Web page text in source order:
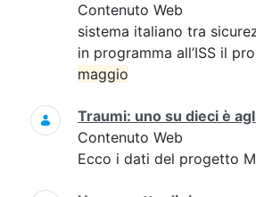
Contenuto Web
sistema italiano tra
in programma all’ISS il
maggio
Traumi: uno su dieci è
Contenuto Web
Ecco i dati del progetto